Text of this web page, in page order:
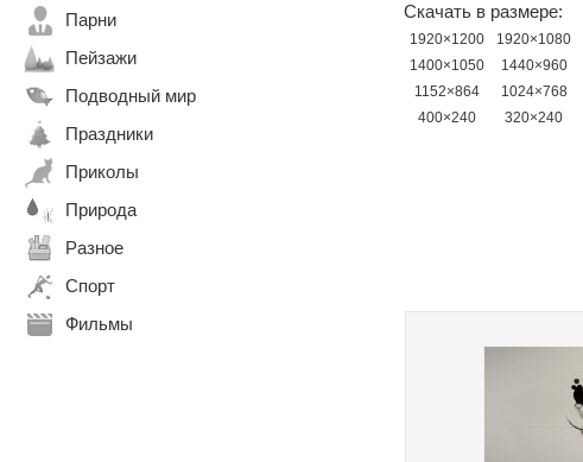
Парни
Пейзажи
Подводный мир
Праздники
Приколы
Природа
Разное
Спорт
Фильмы
Скачать в размере:
1920×1200 1920×1080
1400×1050
1440×960
1152×864
1024×768
400×240
320×240